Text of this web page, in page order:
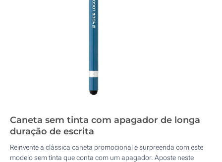
Caneta sem tinta com apagador de longa
duração de escrita
Reinvente a clássica caneta promocional e surpreenda com este
modelo sem tinta que conta com um apagador. Aposte neste